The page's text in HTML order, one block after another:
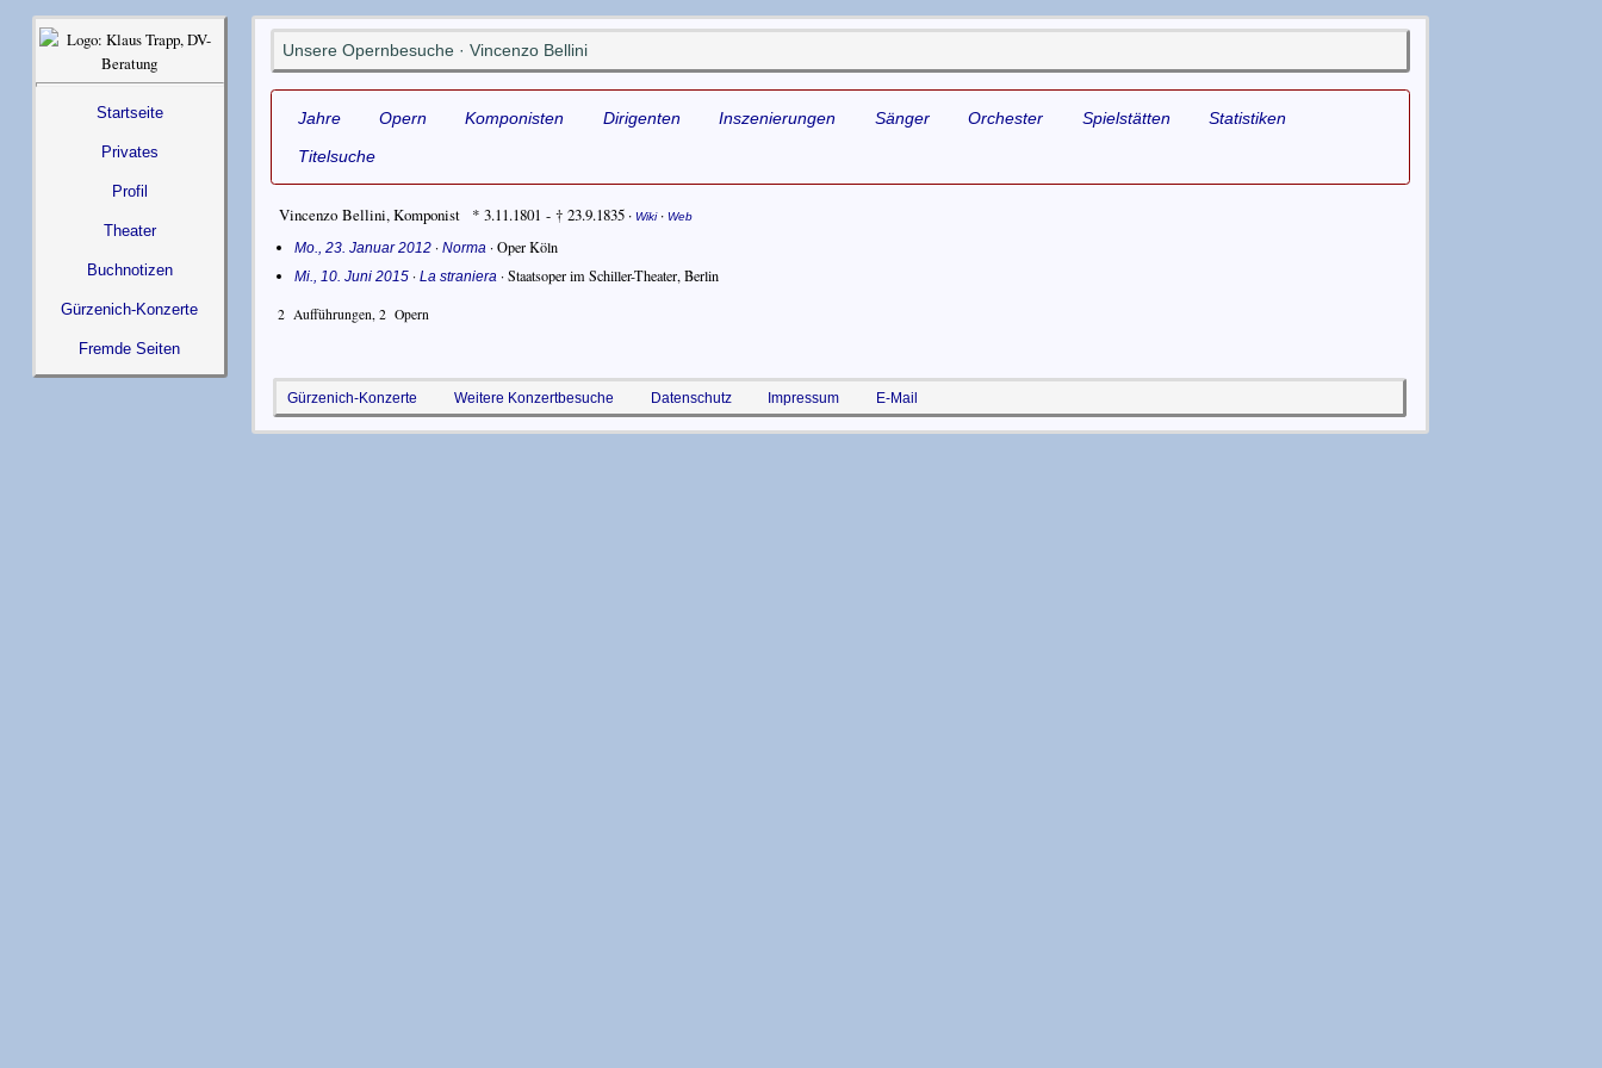
Startseite
Privates
Profil
Theater
Buchnotizen
Gürzenich-Konzerte
Fremde Seiten
Unsere Opernbesuche · Vincenzo Bellini
Jahre Opern Komponisten Dirigenten Inszenierungen Sänger Orchester Spielstätten
Statistiken
Titelsuche
Vincenzo Bellini,Komponist * 3.11.1801 - † 23.9.1835· Wiki· Web
Mo., 23. Januar 2012· Norma·Oper Köln
Mi., 10. Juni 2015· La straniera ·Staatsoper im Schiller-Theater, Berlin
2Aufführungen, 2Opern
Gürzenich-Konzerte Weitere Konzertbesuche Datenschutz Impressum E-Mail